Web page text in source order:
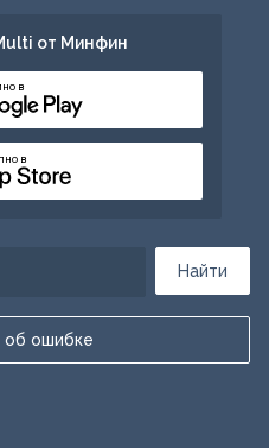
Найти
ошибке
от Минфин
в
в